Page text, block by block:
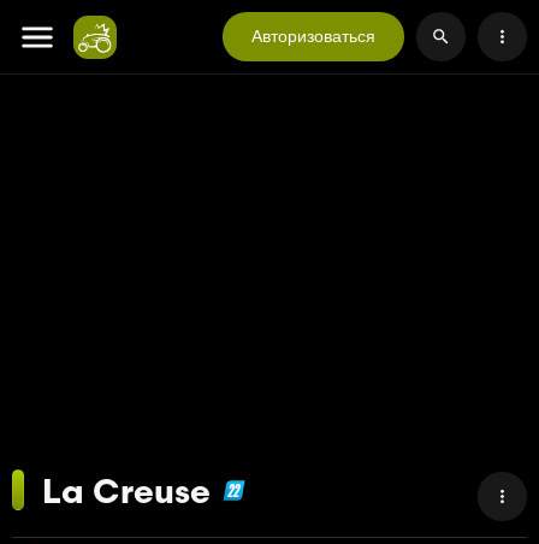
Авторизоваться
La Creuse